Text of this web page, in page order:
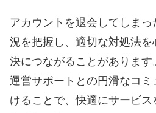
アカウントを退会してしま
況を把握し、適切な対処法
決につながることがあります
運営サポートとの円滑なコ
けることで、快適にサービス